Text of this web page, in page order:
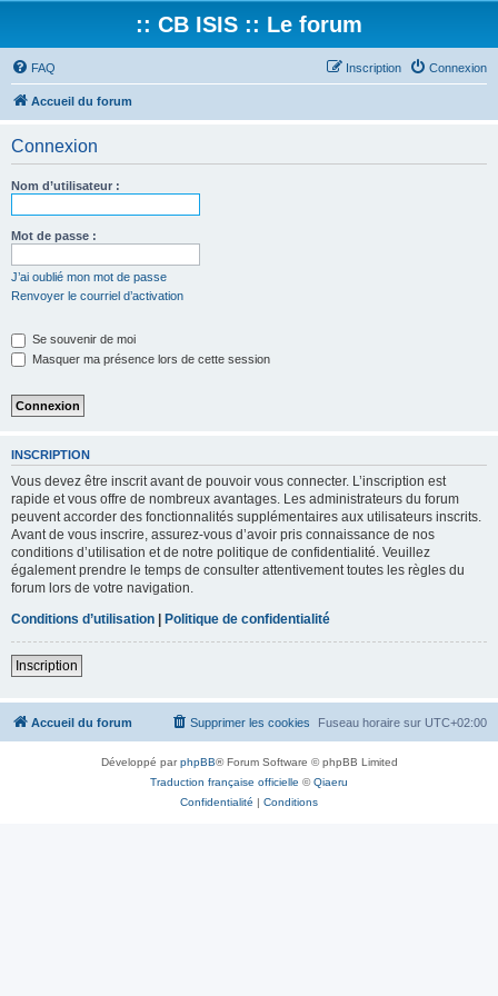
:: CB ISIS :: Le forum
FAQ Connexion
Inscription
Accueil du forum
Connexion
Nom d’utilisateur :
Mot de passe :
J’ai oublié mon mot de passe
Renvoyer le courriel d’activation
Se souvenir de moi
Masquer ma présence lors de cette session
INSCRIPTION
Vous devez être inscrit avant de pouvoir vous connecter. L’inscription est
rapide et vous offre de nombreux avantages. Les administrateurs du forum
peuvent accorder des fonctionnalités supplémentaires aux utilisateurs inscrits.
Avant de vous inscrire, assurez-vous d’avoir pris connaissance de nos
conditions d’utilisation et de notre politique de confidentialité. Veuillez
également prendre le temps de consulter attentivement toutes les règles du
forum lors de votre navigation.
Conditions d’utilisation | Politique de confidentialité
Inscription
Accueil du forum Fuseau horaire sur UTC+02:00
Supprimer les cookies
Développé parphpBB® Forum Software © phpBB Limited
Traduction française officielle ©Qiaeru
Confidentialité | Conditions